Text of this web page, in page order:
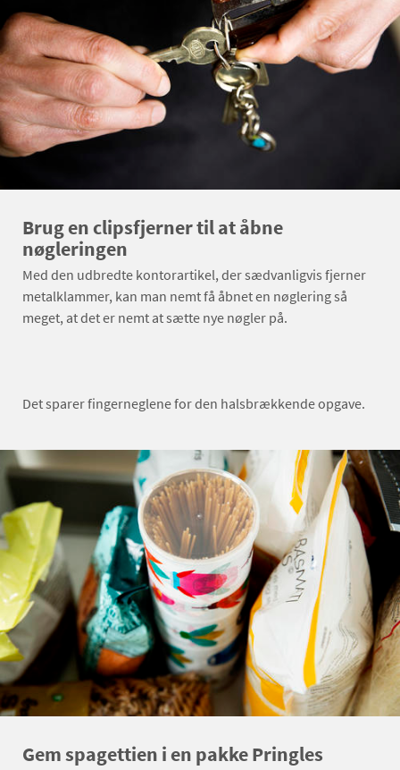
Brug en clipsfjerner til at åbne
nøgleringen
Med den udbredte kontorartikel, der sædvanligvis fjerner
metalklammer, kan man nemt få åbnet en nøglering så
meget, at det er nemt at sætte nye nøgler på.
Det sparer fingerneglene for den halsbrækkende opgave.
Gem spagettien i en pakke Pringles